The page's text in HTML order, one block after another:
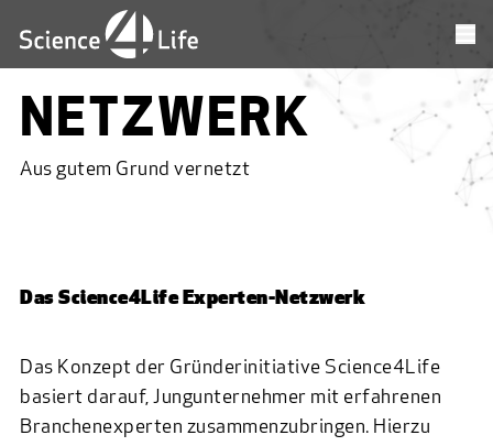
NETZWERK
Aus gutem Grund vernetzt
Das Science4Life Experten-Netzwerk
Das Konzept der Gründerinitiative Science4Life
basiert darauf, Jungunternehmer mit erfahrenen
Branchenexperten zusammenzubringen. Hierzu